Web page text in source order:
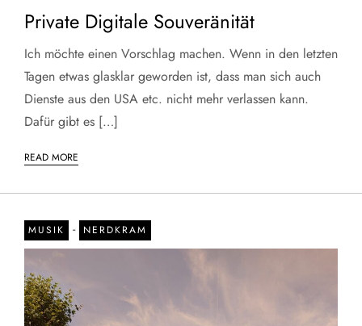
Private Digitale Souveränität
Ich möchte einen Vorschlag machen. Wenn in den letzten
Tagen etwas glasklar geworden ist, dass man sich auch
Dienste aus den USA etc. nicht mehr verlassen kann.
Dafür gibt es […]
READ MORE
MUSIK - NERDKRAM